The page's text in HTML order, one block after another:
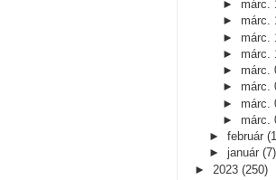
► márc.
► márc.
► márc.
► márc.
► márc.
► márc.
► márc.
► márc.
► február
► január (7)
► 2023 (250)